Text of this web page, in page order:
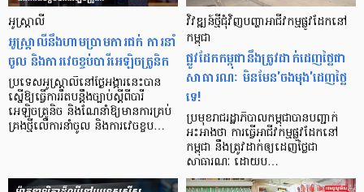
អូស្ត្រាលី
អូស្ត្រាលីនឹងហាមប្រាមការជក់ ការនាំ
ចូល និងការវេចខ្ចប់បារីអេឡិចត្រូនិក
ប្រទេសអូស្ត្រាលីនៅថ្ងៃអង្គារនេះបាន
ស្នើឱ្យធ្វើការរឹតបន្តឹងច្បាប់ស្ដីពីបារី
អេឡិចត្រូនិច និងណែនាំឱ្យមានការគ្រប់
គ្រងថ្មីលើការនាំចូល និងការវេចខ្ចប…
វិវឌ្ឍន៍ថ្មី​ជុំវិញ​បញ្ហា​អាជីវកម្ម​ផ្លូវដែក​នៅ​
កម្ពុជា
ផ្លូវ​ដែក​កម្ពុជា​នឹង​ត្រូវ​ដាក់​ដេញ​ថ្លៃ​ជា​
សាធារណៈ មិន​មែន​'ចង​មុង'​ដេញ​ថ្លៃ​
ទេ!
ប្រមុខ​រាជ​រដ្ឋាភិបាល​កម្ពុជា​បាន​បញ្ជាក់​
អះអាង​ថា ការ​ធ្វើ​អាជីវកម្ម​ផ្លូវ​ដែក​នៅ​
កម្ពុជា នឹង​ត្រូវ​ដាក់​ឲ្យ​ដេញ​ថ្លៃ​ជា​
សាធារណៈ ដោយ​ប…